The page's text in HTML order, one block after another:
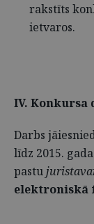
rakstīts
ietvaros.
IV. Konkursa
Darbs
līdz 2015.
pastu
elektroniskā